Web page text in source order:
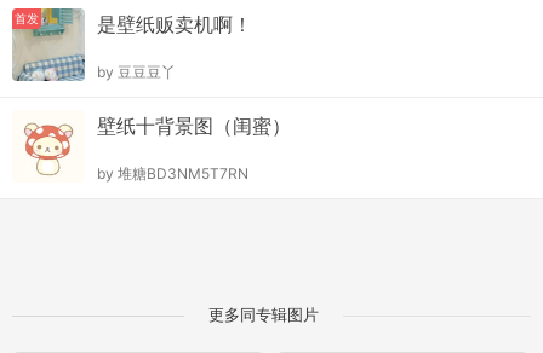
首发 是壁纸贩卖机啊！
by 豆豆豆丫
壁纸十背景图（闺蜜）
by 堆糖BD3NM5T7RN
更多同专辑图片